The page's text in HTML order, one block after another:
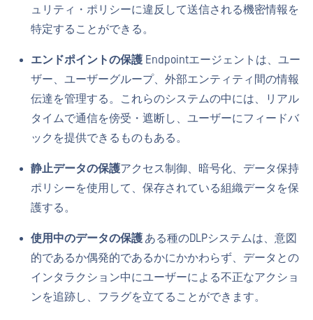
ュリティ・ポリシーに違反して送信される機密情報を
特定することができる。
エンドポイントの保護 Endpointエージェントは、ユー
ザー、ユーザーグループ、外部エンティティ間の情報
伝達を管理する。これらのシステムの中には、リアル
タイムで通信を傍受・遮断し、ユーザーにフィードバ
ックを提供できるものもある。
静止データの保護アクセス制御、暗号化、データ保持
ポリシーを使用して、保存されている組織データを保
護する。
使用中のデータの保護 ある種のDLPシステムは、意図
的であるか偶発的であるかにかかわらず、データとの
インタラクション中にユーザーによる不正なアクショ
ンを追跡し、フラグを立てることができます。